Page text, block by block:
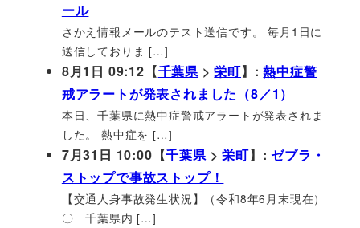
ール
さかえ情報メールのテスト送信です。 毎月1日に
送信しておりま […]
8月1日 09:12【千葉県 >栄町】:熱中症警
戒アラートが発表されました（8／1）
本日、千葉県に熱中症警戒アラートが発表されま
した。 熱中症を […]
7月31日 10:00【千葉県>栄町】:ゼブラ・
ストップで事故ストップ！
【交通人身事故発生状況】（令和8年6月末現在）
〇 千葉県内 […]